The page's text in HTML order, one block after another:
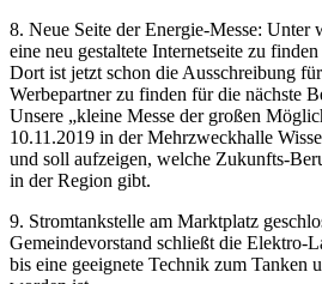
8. Neue Seite der Energie-Messe: Unter
eine neu gestaltete Internetseite zu
Dort ist jetzt schon die Ausschreibung
Werbepartner zu finden für die nächste
Unsere „kleine Messe der großen
10.11.2019 in der Mehrzweckhalle
und soll aufzeigen, welche Zukunfts-
in der Region gibt.
9. Stromtankstelle am Marktplatz
Gemeindevorstand schließt die Elektro-
bis eine geeignete Technik zum Tanken